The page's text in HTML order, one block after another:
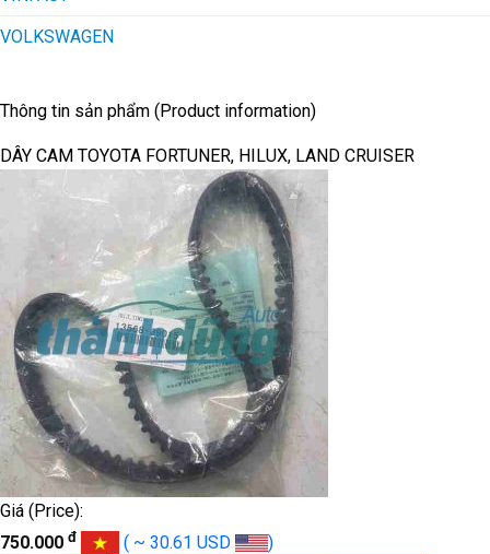
VOLKSWAGEN
Thông tin sản phẩm (Product information)
DÂY CAM TOYOTA FORTUNER, HILUX, LAND CRUISER
Giá (Price):
750.000 đ ( ~ 30.61 USD )